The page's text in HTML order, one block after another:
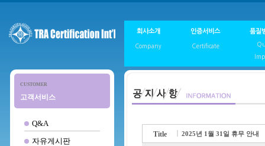
CUSTOMER
고객서비스
Q&A
자유게시판
회사소개
Company
인증서비스
Certificate
품질
Title 2025년 1월 31일 휴무 안내